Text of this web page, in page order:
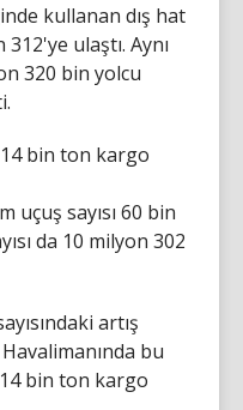
kullanan dış hat
ulaştı. Aynı
320 bin yolcu
14 bin ton kargo
uçuş sayısı 60 bin
da 10 milyon 302
artış
bu
14 bin ton kargo